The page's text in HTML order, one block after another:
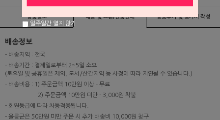
상품정보 배송 및 교환/반품안내 상품후기 및 평가서 작성
배송정보
- 배송지역 : 전국
- 배송기간 : 결제일로부터 2~5일 소요
(토요일 및 공휴일은 제외, 도서/산간지역 등 사정에 따라 지연될 수 있습니다.)
- 배송비용 : 1) 주문금액 10만원 이상 - 무료
2) 주문금액 10만원 미만 - 3,000원 착불
- 회원등급에 따라 차등적용됩니다.
- 울릉군은 50만원 미만 주문 시 추가 배송비 10,000원 청구
일주일간 열지 않기